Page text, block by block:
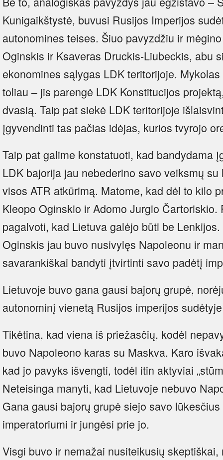
Kunigaikštystė, buvusi Rusijos Imperijos
autonomines teises. Šiuo pavyzdžiu ir
Oginskis ir Ksaveras Druckis-Liubeckis, abu
ekonomines sąlygas LDK teritorijoje.
toliau – jis parengė LDK Konstitucijos
dvasią. Taip pat siekė LDK teritorijoje
įgyvendinti tas pačias idėjas, kurios tvyrojo
Taip pat galime konstatuoti, kad bandydama
LDK bajorija jau nebederino savo veiksmų
visos ATR atkūrimą. Matome, kad dėl to kilo
Kleopo Oginskio ir Adomo Jurgio
pagalvoti, kad Lietuva galėjo būti be
Oginskis jau buvo nusivylęs Napoleonu ir
savarankiškai bandyti įtvirtinti savo padėtį
Lietuvoje buvo gana gausi bajorų grupė,
autonominį vienetą Rusijos imperijos sudėtyje
Tikėtina, kad viena iš priežasčių, kodėl
buvo Napoleono karas su Maskva. Karo
kad jo pavyks išvengti, todėl itin aktyviai
Neteisinga manyti, kad Lietuvoje nebuvo
Gana gausi bajorų grupė siejo savo
imperatoriumi ir jungėsi prie jo.
Visgi buvo ir nemažai nusiteikusių